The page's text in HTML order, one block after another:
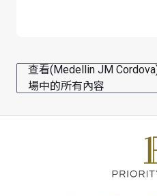
查看(Medellin JM
場中的所有內容